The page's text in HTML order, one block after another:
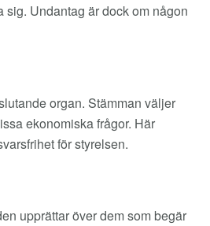
sig. Undantag är dock om någon
organ. Stämman väljer
ekonomiska frågor. Här
för styrelsen.
upprättar över dem som begär